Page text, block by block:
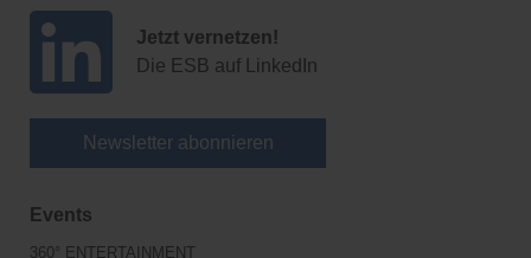
Jetzt vernetzen!
Die ESB auf LinkedIn
Newsletter abonnieren
Events
360° ENTERTAINMENT